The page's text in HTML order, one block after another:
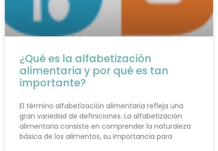
¿Qué es la alfabetización
alimentaria y por qué es tan
importante?
El término alfabetización alimentaria refleja una
gran variedad de definiciones. La alfabetización
alimentaria consiste en comprender la naturaleza
básica de los alimentos, su importancia para